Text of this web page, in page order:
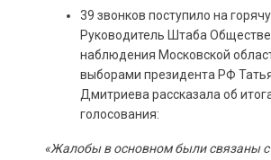
39 звонков поступило на
Руководитель Штаба
наблюдения Московской
выборами президента РФ
Дмитриева рассказала об
голосования:
«Жалобы в основном были связаны с